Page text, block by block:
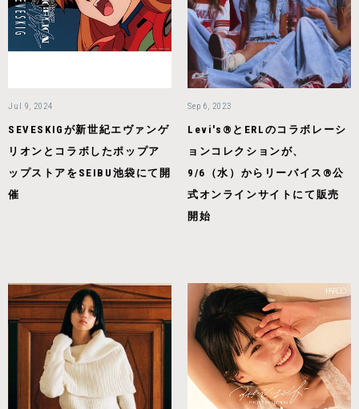
Jul 9, 2024
SEVESKIGが新世紀エヴァンゲ
リオンとコラボしたポップア
ップストアをSEIBU池袋にて開
催
Sep 6, 2023
Levi's®とERLのコラボレーシ
ョンコレクションが、
9/6（水）からリーバイス®公
式オンラインサイトにて販売
開始